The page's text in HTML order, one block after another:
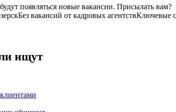
появляться новые вакансии. Присылать вам?
Без вакансий от кадровых агентствКлючевые
ищут